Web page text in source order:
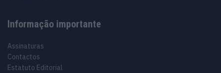
Informação importante
Assinaturas
Contactos
Estatuto Editorial